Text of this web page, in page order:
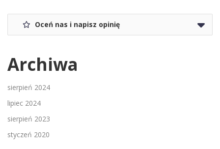
Oceń nas i napisz opinię
Archiwa
sierpień 2024
lipiec 2024
sierpień 2023
styczeń 2020